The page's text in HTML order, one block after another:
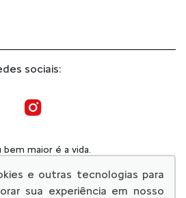
sociais:
maior é a vida.
e outras tecnologias para
sua experiência em nosso